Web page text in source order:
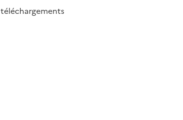
téléchargements